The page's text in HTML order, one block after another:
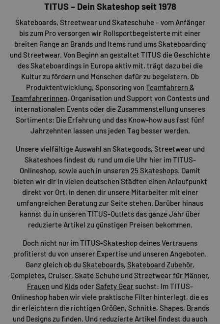
TITUS – Dein Skateshop seit 1978
Skateboards, Streetwear und Skateschuhe – vom Anfänger
bis zum Pro versorgen wir Rollsportbegeisterte mit einer
breiten Range an Brands und Items rund ums Skateboarding
und Streetwear. Von Beginn an gestaltet TITUS die Geschichte
des Skateboardings in Europa aktiv mit, trägt dazu bei die
Kultur zu fördern und Menschen dafür zu begeistern. Ob
Produktentwicklung, Sponsoring von Teamfahrern &
Teamfahrerinnen, Organisation und Support von Contests und
internationalen Events oder die Zusammenstellung unseres
Sortiments: Die Erfahrung und das Know-how aus fast fünf
Jahrzehnten lassen uns jeden Tag besser werden.
Unsere vielfältige Auswahl an Skategoods, Streetwear und
Skateshoes findest du rund um die Uhr hier im TITUS-
Onlineshop, sowie auch in unseren 25 Skateshops. Damit
bieten wir dir in vielen deutschen Städten einen Anlaufpunkt
direkt vor Ort, in denen dir unsere Mitarbeiter mit einer
umfangreichen Beratung zur Seite stehen. Darüber hinaus
kannst du in unseren TITUS-Outlets das ganze Jahr über
reduzierte Artikel zu günstigen Preisen bekommen.
Doch nicht nur im TITUS-Skateshop deines Vertrauens
profitierst du von unserer Expertise und unseren Angeboten.
Ganz gleich ob du Skateboards, Skateboard Zubehör,
Completes, Cruiser, Skate Schuhe undStreetwear für Männer,
Frauen und Kids oderSafety Gear suchst: Im TITUS-
Onlineshop haben wir viele praktische Filter hinterlegt, die es
dir erleichtern die richtigen Größen, Schnitte, Shapes, Brands
und Designs zu finden. Und reduzierte Artikel findest du auch